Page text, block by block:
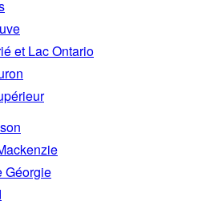
et Lac Ontario
Géorgie